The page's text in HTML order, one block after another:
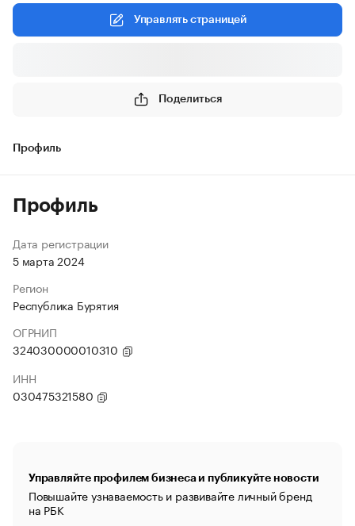
Управлять страницей
Поделиться
Профиль
Профиль
Дата регистрации
5 марта 2024
Регион
Республика Бурятия
ОГРНИП
324030000010310
ИНН
030475321580
Управляйте профилем бизнеса и публикуйте новости
Повышайте узнаваемость и развивайте личный бренд
на РБК